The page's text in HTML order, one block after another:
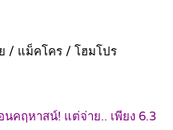
/ แม็คโคร / โฮมโปร
คฤหาสน์! แต่จ่าย.. เพียง 6.3